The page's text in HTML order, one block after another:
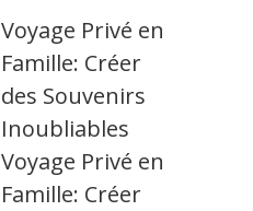
Voyage Privé en
Famille: Créer
des Souvenirs
Inoubliables
Voyage Privé en
Famille: Créer